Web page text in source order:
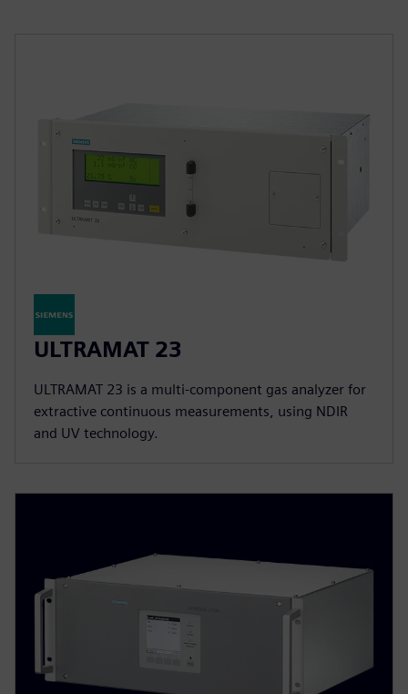
ULTRAMAT 23
ULTRAMAT 23 is a multi-component gas analyzer for
extractive continuous measurements, using NDIR
and UV technology.